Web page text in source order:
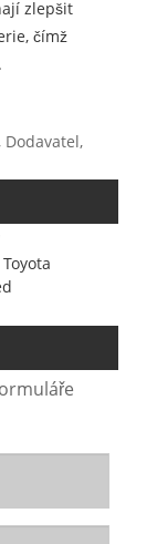
zlepšit
čímž
Dodavatel,
Toyota